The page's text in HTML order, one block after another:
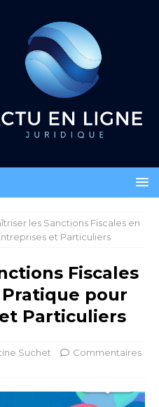
les Sanctions Fiscales en
et Particuliers
Fiscales
Pratique pour
Particuliers
Suchet
Commentaires